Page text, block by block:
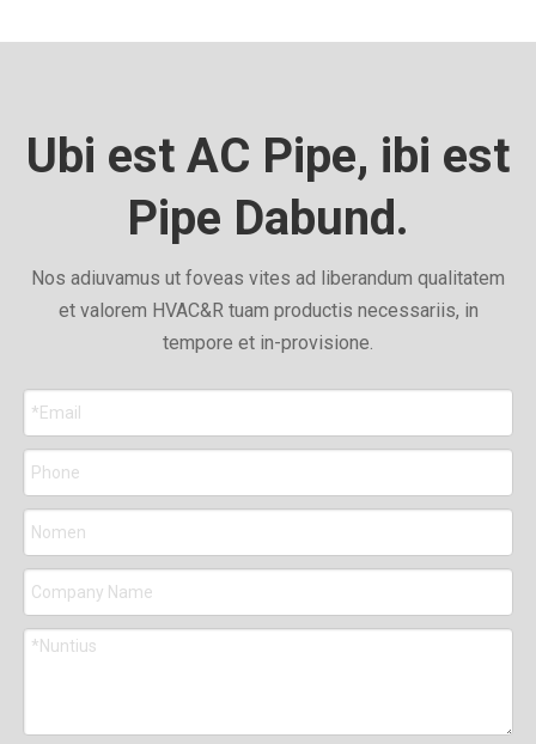
Ubi est AC Pipe, ibi est
Pipe Dabund.
Nos adiuvamus ut foveas vites ad liberandum qualitatem
et valorem HVAC&R tuam productis necessariis, in
tempore et in-provisione.